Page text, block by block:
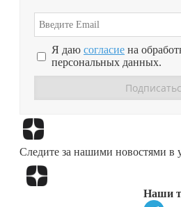
Я даю согласие на
персональных данных.
Следите за нашими новостями в
Наши